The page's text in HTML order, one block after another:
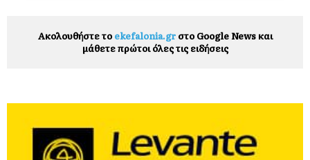
Ακολουθήστε το ekefalonia.grστο Google News και
μάθετε πρώτοι όλες τις ειδήσεις